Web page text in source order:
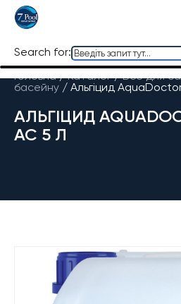
Search for:
Головна / Каталог/Все для
басейну / Альгіцид
АЛЬГІЦИД
AC 5 Л